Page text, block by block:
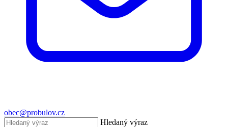
obec@probulov.cz
Hledaný výraz